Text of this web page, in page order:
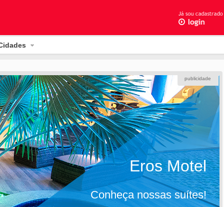
publicidade
Eros Motel
Conheça nossas suítes!